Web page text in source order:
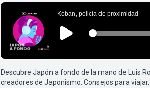
Descubre Japón a fondo de la mano de Luis
creadores de Japonismo. Consejos para